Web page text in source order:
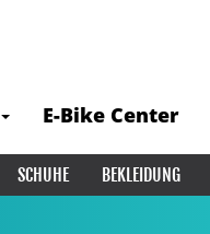
E-Bike Center
SCHUHE
BEKLEIDUNG